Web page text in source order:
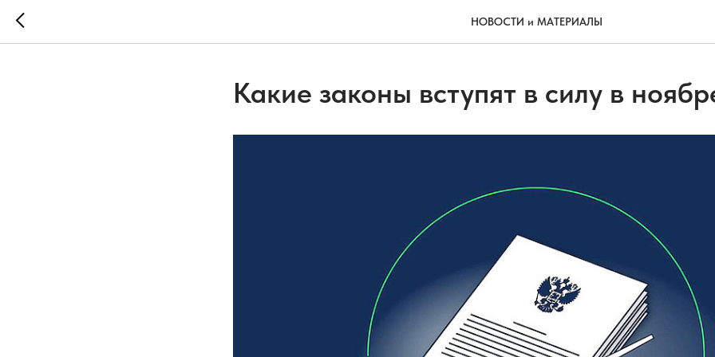
НОВОСТИ и МАТЕРИАЛЫ
Какие законы вступят в силу в